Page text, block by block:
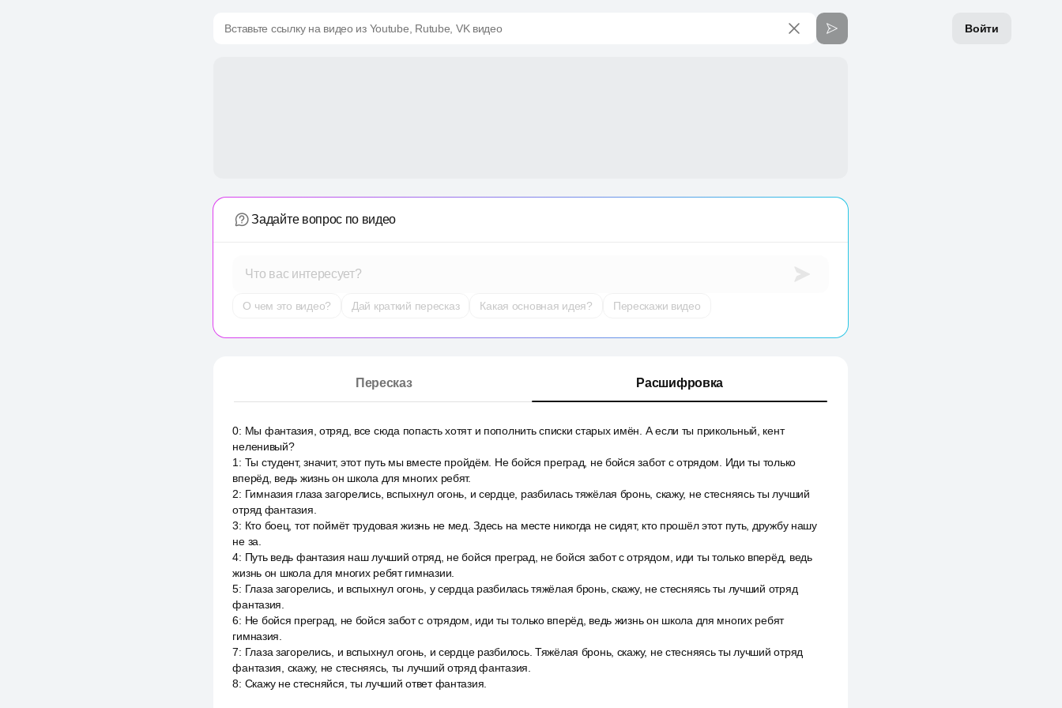
Войти
Вставьте ссылку на видео из Youtube, Rutube, VK видео
Задайте вопрос по видео
Что вас интересует?
О чем это видео? Дай краткий пересказ Какая основная идея? Перескажи видео
Пересказ Расшифровка
0: Мы фантазия, отряд, все сюда попасть хотят и пополнить списки старых имён. А если ты прикольный, кент
неленивый?
1 : Ты студент, значит, этот путь мы вместе пройдём. Не бойся преград, не бойся забот с отрядом. Иди ты только
вперёд, ведь жизнь он школа для многих ребят.
2: Гимназия глаза загорелись, вспыхнул огонь, и сердце, разбилась тяжёлая бронь, скажу, не стесняясь ты лучший
отряд фантазия.
3: Кто боец, тот поймёт трудовая жизнь не мед. Здесь на месте никогда не сидят, кто прошёл этот путь, дружбу нашу
не за.
4: Путь ведь фантазия наш лучший отряд, не бойся преград, не бойся забот с отрядом, иди ты только вперёд, ведь
жизнь он школа для многих ребят гимназии.
5: Глаза загорелись, и вспыхнул огонь, у сердца разбилась тяжёлая бронь, скажу, не стесняясь ты лучший отряд
фантазия.
6: Не бойся преград, не бойся забот с отрядом, иди ты только вперёд, ведь жизнь он школа для многих ребят
гимназия.
7: Глаза загорелись, и вспыхнул огонь, и сердце разбилось. Тяжёлая бронь, скажу, не стесняясь ты лучший отряд
фантазия, скажу, не стесняясь, ты лучший отряд фантазия.
8: Скажу не стесняйся, ты лучший ответ фантазия.